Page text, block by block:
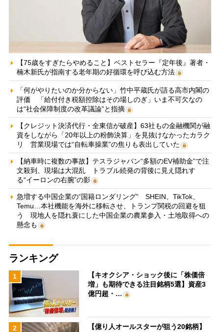
【75歳をすぎたらやめること】ベストセラー『定年後』著者・
楠木新氏が指南する老年期の好循環を呼び込む方法
「何がやりたいのか分からない」竹中平蔵氏が語る高市内閣の
評価 「給付付き税額控除はその場しのぎ」いま不可欠なの
は“社会保障制度の改革議論”と指摘
【クレジット決済代行・全東信が破産】63社もの金融機関が融
資をしながら「20年以上の粉飾決算」を見抜けなかったカラク
リ 営業現場では“自転車操業”の焦りも表出していた
【納車時に複数の事故】テスラジャパン“多額のEV補助金”で注
文殺到、現場は大混乱 トラブル続発の背後に見え隠れす
る“イーロンの右腕”の影
急増する中国企業の“国籍ロンダリング” SHEIN、TikTok、
Temu…本社機能を海外に移転させ、トランプ関税の回避を狙
う 現地人を隠れ蓑にした中国企業の農業参入・土地取得への
懸念も
ランキング
1
【キオクシア・ショック後に「株価倍
増」も期待できる注目銘柄5選】資産3
億円超・…
2
【億り人オールスターが狙う20銘柄】